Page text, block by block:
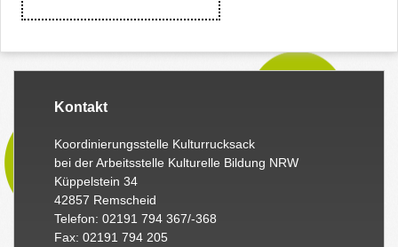
Kontakt
Koordinierungsstelle Kulturrucksack
bei der Arbeitsstelle Kulturelle Bildung NRW
Küppelstein 34
42857 Remscheid
Telefon: 02191 794 367/-368
Fax: 02191 794 205